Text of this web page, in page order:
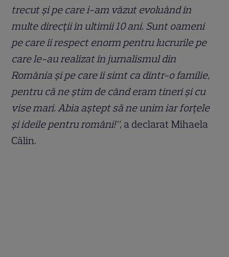
trecut şi pe care i-am văzut evoluând în
multe direcţii în ultimii 10 ani. Sunt oameni
pe care îi respect enorm pentru lucrurile pe
care le-au realizat în jurnalismul din
România şi pe care îi simt ca dintr-o familie,
pentru că ne ştim de când eram tineri şi cu
vise mari. Abia aştept să ne unim iar forţele
şi ideile pentru români!”, a declarat Mihaela
Călin.